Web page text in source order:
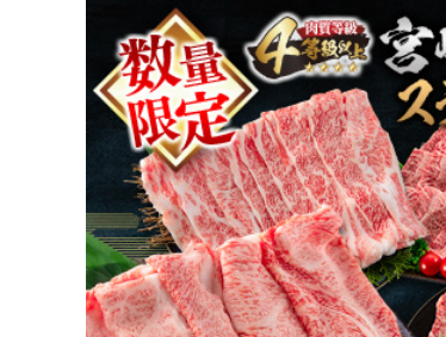
数量限定 3か月 お楽しみ 定期便 宮崎牛 スライス
お取り寄せ グルメ 宮崎県 日南市 送料無料_HE7-25
肉 牛肉
宮崎牛
数量限定 3か月 お楽しみ 定期便 宮崎牛 スライス
お取り寄せ グルメ 宮崎県 日南市 送料無料_HE7-25
肉 牛肉
すき焼き(牛肉)
数量限定 3か月 お楽しみ 定期便 宮崎牛 スライス
お取り寄せ グルメ 宮崎県 日南市 送料無料_HE7-25
肉 牛肉
しゃぶしゃぶ(牛肉)
数量限定 3か月 お楽しみ 定期便 宮崎牛 スライス
お取り寄せ グルメ 宮崎県 日南市 送料無料_HE7-25